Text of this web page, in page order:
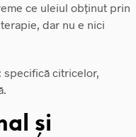
ce uleiul obținut prin
dar nu e nici
specifică citricelor,
și